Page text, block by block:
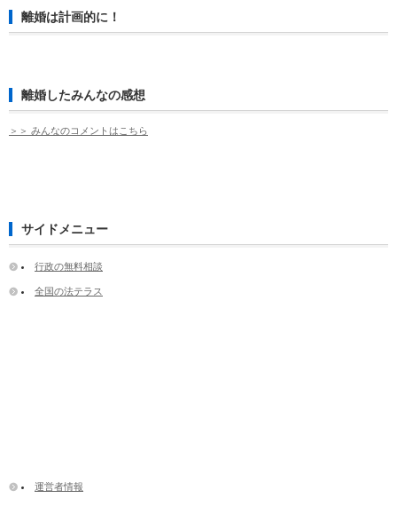
離婚は計画的に！
離婚したみんなの感想
＞＞ みんなのコメントはこちら
サイドメニュー
行政の無料相談
全国の法テラス
運営者情報